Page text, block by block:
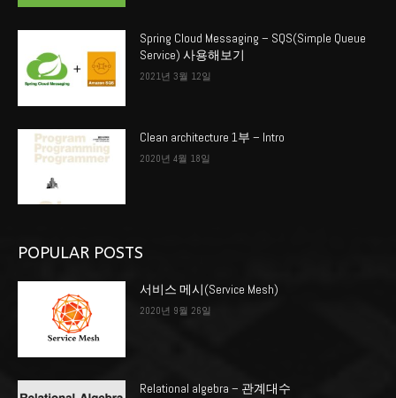
Spring Cloud Messaging – SQS(Simple Queue
Service) 사용해보기
2021년 3월 12일
Clean architecture 1부 – Intro
2020년 4월 18일
POPULAR POSTS
서비스 메시(Service Mesh)
2020년 9월 26일
Relational algebra – 관계대수